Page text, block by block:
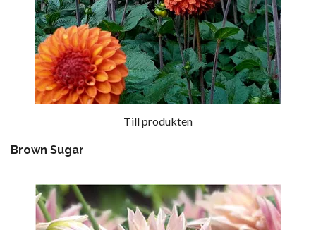
Till produkten
Brown Sugar